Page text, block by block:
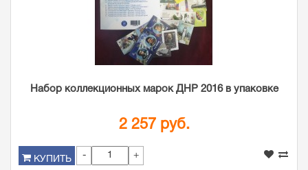
Набор коллекционных марок ДНР 2016 в упаковке
2 257 руб.
КУПИТЬ - +